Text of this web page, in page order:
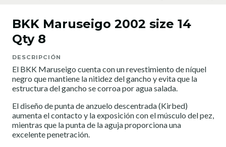
BKK Maruseigo 2002 size 14
Qty 8
DESCRIPCIÓN
El BKK Maruseigo cuenta con un revestimiento de níquel
negro que mantiene la nitidez del gancho y evita que la
estructura del gancho se corroa por agua salada.
El diseño de punta de anzuelo descentrada (Kirbed)
aumenta el contacto y la exposición con el músculo del pez,
mientras que la punta de la aguja proporciona una
excelente penetración.